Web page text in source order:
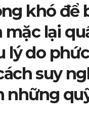
khó để
lại
lý do
suy
những